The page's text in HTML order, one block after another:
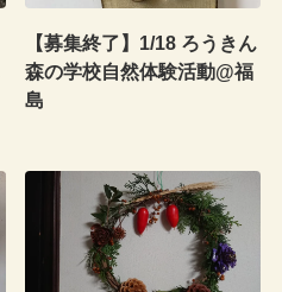
【募集終了】1/18 ろうきん
森の学校自然体験活動@福
島